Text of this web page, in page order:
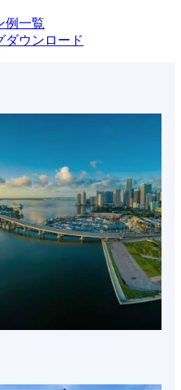
例一覧
ダウンロード